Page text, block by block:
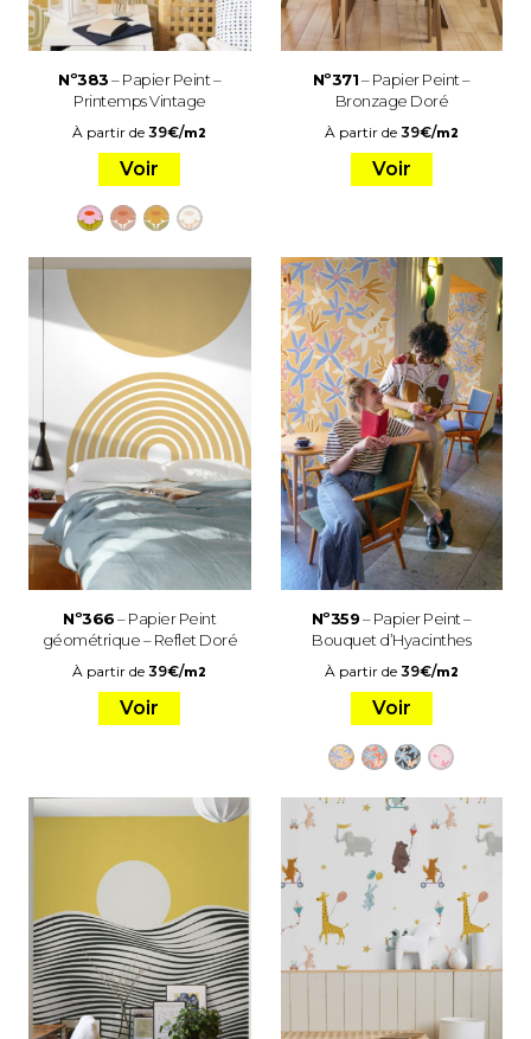
Nº383– Papier Peint –
Printemps Vintage
À partir de39€/m2
Voir
Nº371– Papier Peint –
Bronzage Doré
À partir de 39€/m2
Voir
Nº366– Papier Peint
géométrique – Reflet Doré
À partir de39€/m2
Voir
Nº359– Papier Peint –
Bouquet d’Hyacinthes
À partir de 39€/m2
Voir